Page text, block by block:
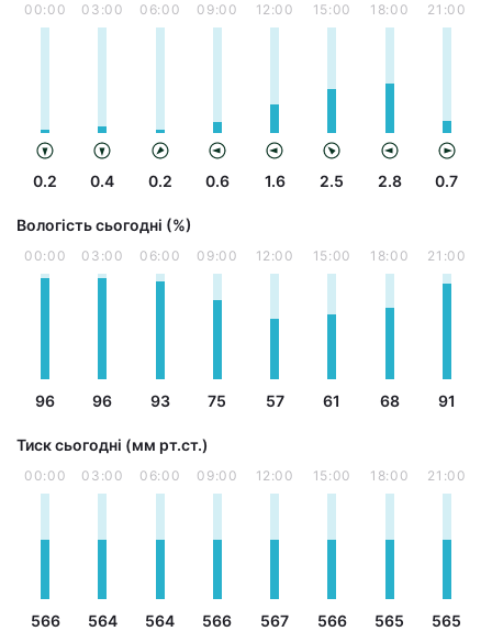
00:00
0.2
03:00
0.4
06:00
0.2
09:00
0.6
12:00
1.6
15:00
2.5
18:00
2.8
21:00
0.7
Вологість сьогодні (%)
00:00
96
03:00
96
06:00
93
09:00
75
12:00
57
15:00
61
18:00
68
21:00
91
Тиск сьогодні (мм рт.ст.)
00:00
566
03:00
564
06:00
564
09:00
566
12:00
567
15:00
566
18:00
565
21:00
565